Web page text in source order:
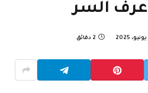
السر
2 دقائق